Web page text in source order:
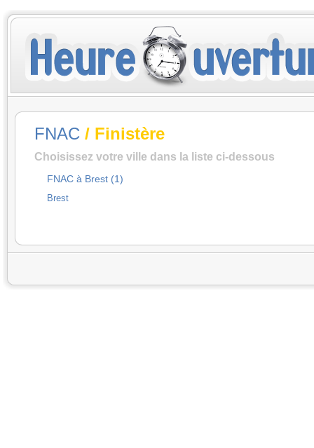
FNAC / Finistère
Choisissez votre ville dans la liste ci-dessous
FNAC à Brest (1)
Brest